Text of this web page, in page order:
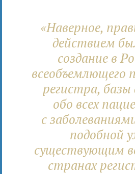
«Наверное,
действием
создание в
всеобъемлющего
регистра,
обо всех
с
подобной
существующим
странах